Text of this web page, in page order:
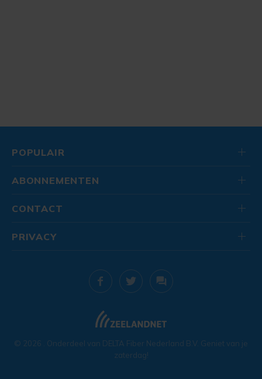
POPULAIR
ABONNEMENTEN
CONTACT
© 2026 . Onderdeel van DELTA Fiber Nederland B.V. Geniet van je
zaterdag!
PRIVACY